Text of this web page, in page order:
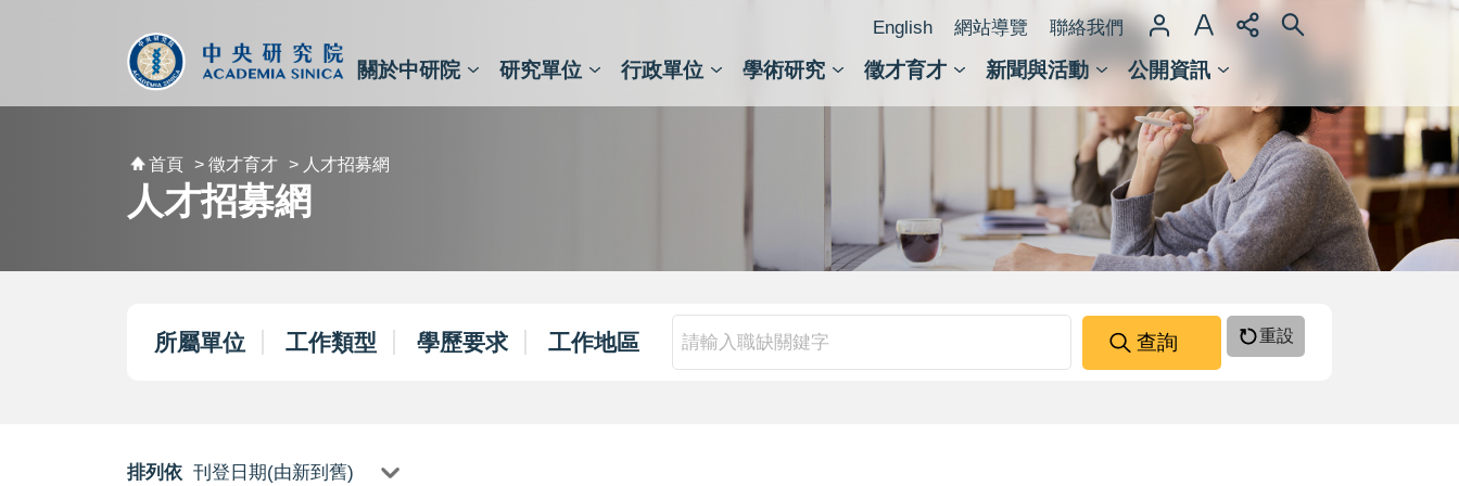
English 網站導覽 聯絡我們
關於中研院 研究單位 行政單位 學術研究 徵才育才 新聞與活動 公開資訊
首頁 > 徵才育才 > 人才招募網
人才招募網
所屬單位 工作類型 學歷要求 工作地區 查詢 重設
排列依